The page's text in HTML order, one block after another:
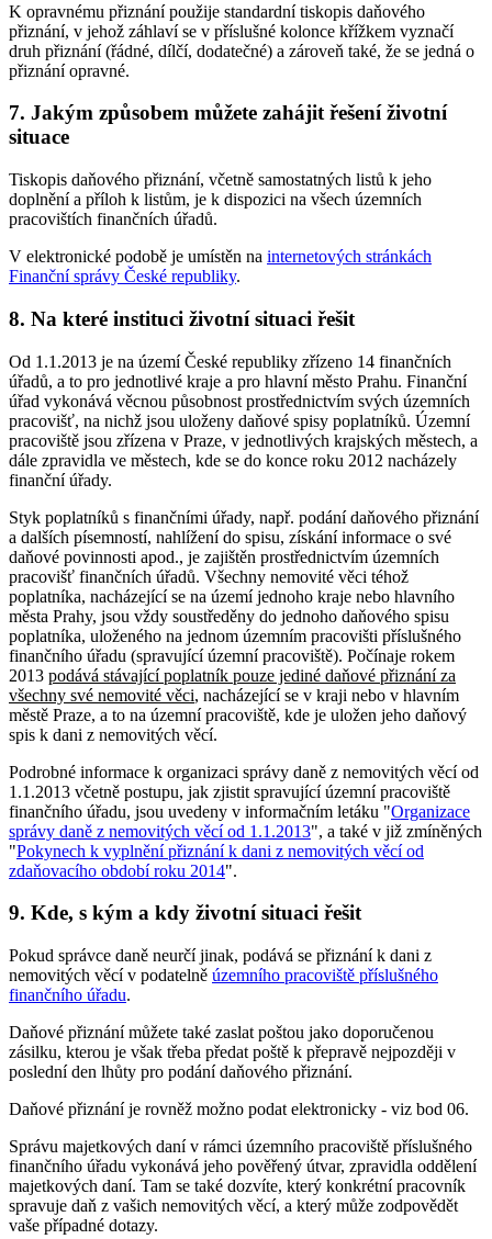
K opravnému přiznání použije standardní tiskopis daňového
přiznání, v jehož záhlaví se v příslušné kolonce křížkem vyznačí
druh přiznání (řádné, dílčí, dodatečné) a zároveň také, že se jedná o
přiznání opravné.
7. Jakým způsobem můžete zahájit řešení životní
situace
Tiskopis daňového přiznání, včetně samostatných listů k jeho
doplnění a příloh k listům, je k dispozici na všech územních
pracovištích finančních úřadů.
V elektronické podobě je umístěn na internetových stránkách
Finanční správy České republiky.
8. Na které instituci životní situaci řešit
Od 1.1.2013 je na území České republiky zřízeno 14 finančních
úřadů, a to pro jednotlivé kraje a pro hlavní město Prahu. Finanční
úřad vykonává věcnou působnost prostřednictvím svých územních
pracovišť, na nichž jsou uloženy daňové spisy poplatníků. Územní
pracoviště jsou zřízena v Praze, v jednotlivých krajských městech, a
dále zpravidla ve městech, kde se do konce roku 2012 nacházely
finanční úřady.
Styk poplatníků s finančními úřady, např. podání daňového přiznání
a dalších písemností, nahlížení do spisu, získání informace o své
daňové povinnosti apod., je zajištěn prostřednictvím územních
pracovišť finančních úřadů. Všechny nemovité věci téhož
poplatníka, nacházející se na území jednoho kraje nebo hlavního
města Prahy, jsou vždy soustředěny do jednoho daňového spisu
poplatníka, uloženého na jednom územním pracovišti příslušného
finančního úřadu (spravující územní pracoviště). Počínaje rokem
2013 podává stávající poplatník pouze jediné daňové přiznání za
všechny své nemovité věci, nacházející se v kraji nebo v hlavním
městě Praze, a to na územní pracoviště, kde je uložen jeho daňový
spis k dani z nemovitých věcí.
Podrobné informace k organizaci správy daně z nemovitých věcí od
1.1.2013 včetně postupu, jak zjistit spravující územní pracoviště
finančního úřadu, jsou uvedeny v informačním letáku "Organizace
správy daně z nemovitých věcí od 1.1.2013", a také v již zmíněných
"Pokynech k vyplnění přiznání k dani z nemovitých věcí od
zdaňovacího období roku 2014".
9. Kde, s kým a kdy životní situaci řešit
Pokud správce daně neurčí jinak, podává se přiznání k dani z
nemovitých věcí v podatelně územního pracoviště příslušného
finančního úřadu.
Daňové přiznání můžete také zaslat poštou jako doporučenou
zásilku, kterou je však třeba předat poště k přepravě nejpozději v
poslední den lhůty pro podání daňového přiznání.
Daňové přiznání je rovněž možno podat elektronicky - viz bod 06.
Správu majetkových daní v rámci územního pracoviště příslušného
finančního úřadu vykonává jeho pověřený útvar, zpravidla oddělení
majetkových daní. Tam se také dozvíte, který konkrétní pracovník
spravuje daň z vašich nemovitých věcí, a který může zodpovědět
vaše případné dotazy.